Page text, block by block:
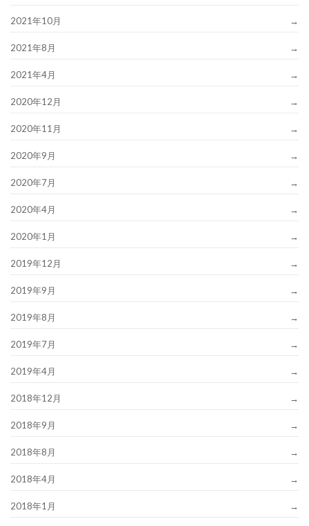
2021年10月
2021年8月
2021年4月
2020年12月
2020年11月
2020年9月
2020年7月
2020年4月
2020年1月
2019年12月
2019年9月
2019年8月
2019年7月
2019年4月
2018年12月
2018年9月
2018年8月
2018年4月
2018年1月